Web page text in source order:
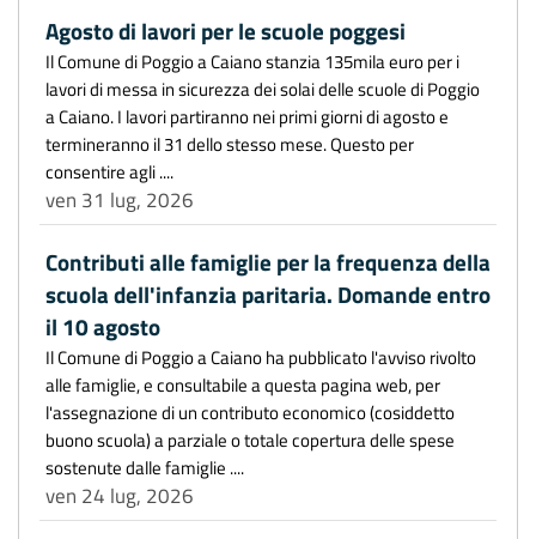
Agosto di lavori per le scuole poggesi
Il Comune di Poggio a Caiano stanzia 135mila euro per i
lavori di messa in sicurezza dei solai delle scuole di Poggio
a Caiano. I lavori partiranno nei primi giorni di agosto e
termineranno il 31 dello stesso mese. Questo per
consentire agli ....
ven 31 lug, 2026
Contributi alle famiglie per la frequenza della
scuola dell'infanzia paritaria. Domande entro
il 10 agosto
Il Comune di Poggio a Caiano ha pubblicato l'avviso rivolto
alle famiglie, e consultabile a questa pagina web, per
l'assegnazione di un contributo economico (cosiddetto
buono scuola) a parziale o totale copertura delle spese
sostenute dalle famiglie ....
ven 24 lug, 2026